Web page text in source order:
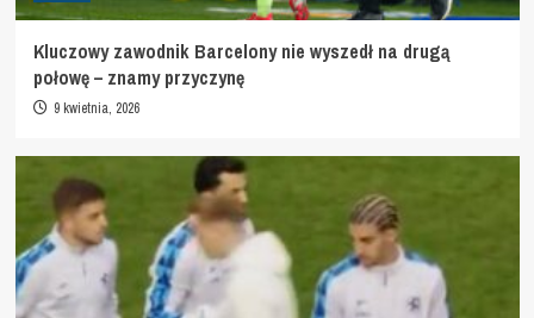
Kluczowy zawodnik Barcelony nie wyszedł na drugą
połowę – znamy przyczynę
9 kwietnia, 2026